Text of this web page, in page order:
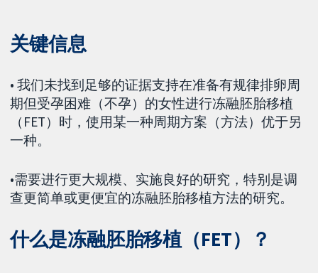
关键信息
• 我们未找到足够的证据支持在准备有规律排卵周
期但受孕困难（不孕）的女性进行冻融胚胎移植
（FET）时，使用某一种周期方案（方法）优于另
一种。
•需要进行更大规模、实施良好的研究，特别是调
查更简单或更便宜的冻融胚胎移植方法的研究。
什么是冻融胚胎移植（FET）？